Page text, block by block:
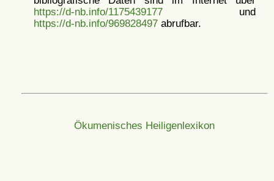
https://d-nb.info/1175439177und
https://d-nb.info/969828497abrufbar.
Ökumenisches Heiligenlexikon